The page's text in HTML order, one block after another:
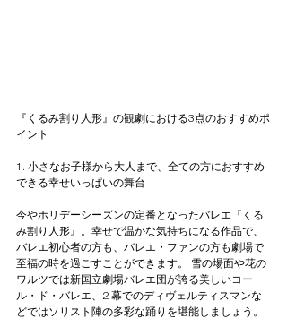
『くるみ割り人形』の観劇における3点のおすすめポ
イント
1. 小さなお子様から大人まで、全ての方におすすめ
できる幸せいっぱいの舞台
今やホリデーシーズンの定番となったバレエ『くる
み割り人形』。幸せで温かな気持ちになる作品で、
バレエ初心者の方も、バレエ・ファンの方も劇場で
至福の時を過ごすことができます。 雪の場面や花の
ワルツでは新国立劇場バレエ団が誇る美しいコー
ル・ド・バレエ、2 幕でのディヴェルティスマンな
どではソリスト陣の多彩な踊りを堪能しましょう。